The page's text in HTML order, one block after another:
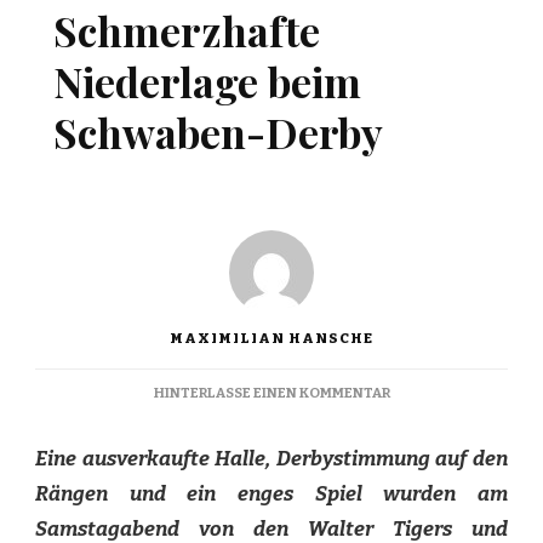
Schmerzhafte
Niederlage beim
Schwaben-Derby
MAXIMILIAN HANSCHE
HINTERLASSE EINEN KOMMENTARZU
BEIM
SCHWABEN-
DERBY
Eine ausverkaufte Halle, Derbystimmung auf den
Rängen und ein enges Spiel wurden am
Samstagabend von den Walter Tigers und